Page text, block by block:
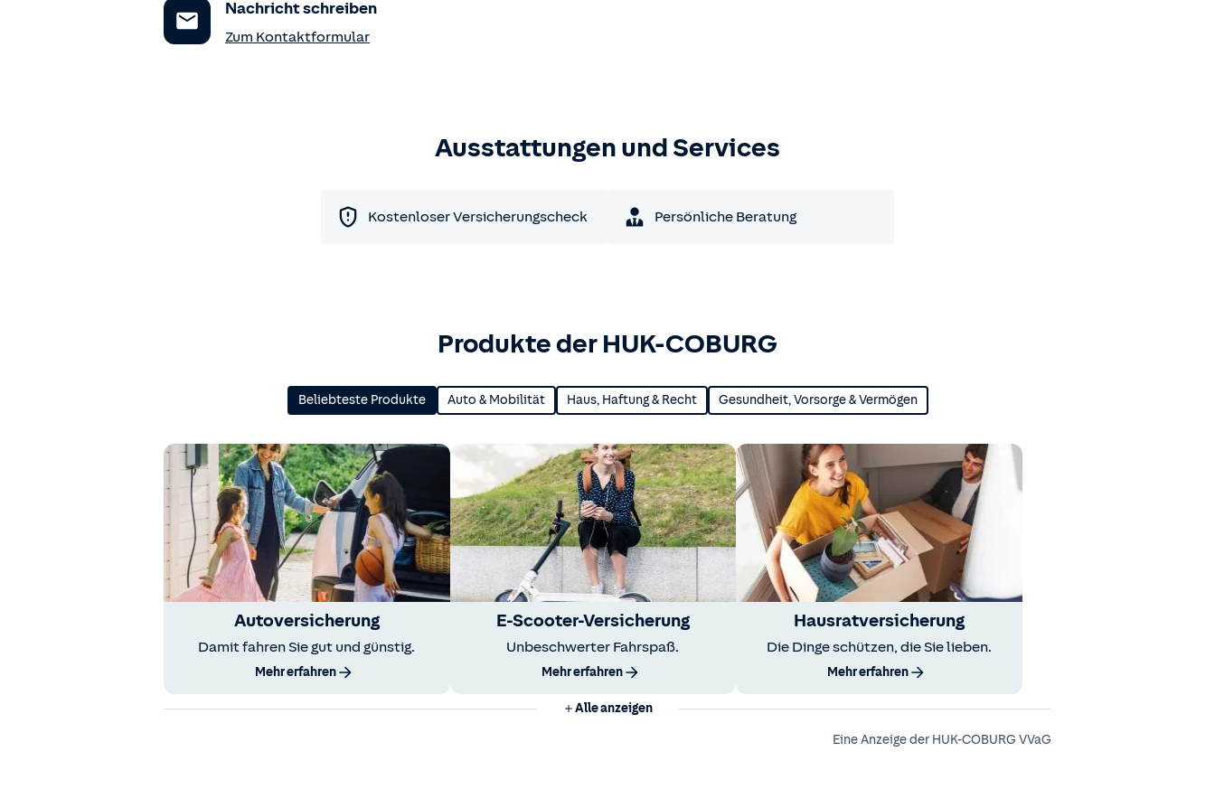
Nachricht schreiben
Zum Kontaktformular
Ausstattungen und Services
Kostenloser Versicherungscheck Persönliche Beratung
Produkte der HUK-COBURG
Beliebteste Produkte Auto & Mobilität Haus, Haftung & Recht Gesundheit, Vorsorge & Vermögen
Autoversicherung
Damit fahren Sie gut und günstig.
Mehr erfahren
E-Scooter-Versicherung
Unbeschwerter Fahrspaß.
Mehr erfahren
Hausratversicherung
Die Dinge schützen, die Sie lieben.
Mehr erfahren
Alle anzeigen
Eine Anzeige der HUK-COBURG VVaG